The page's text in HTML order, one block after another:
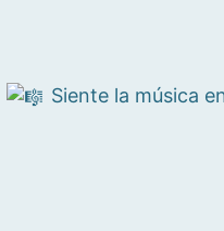
Siente la música